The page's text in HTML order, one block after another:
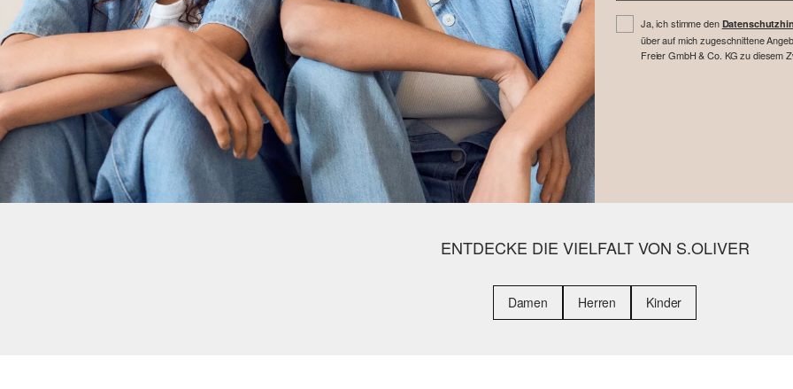
Ja, ich stimme den
über auf mich zugeschnittene
Freier GmbH & Co. KG zu diesem
ENTDECKE DIE VIELFALT VON S.OLIVER
Damen Herren Kinder